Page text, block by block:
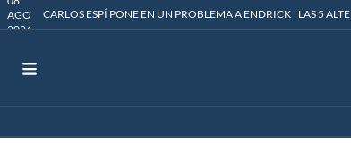
AGO
2026
CARLOS ESPÍ PONE EN UN PROBLEMA A ENDRICK LAS 5